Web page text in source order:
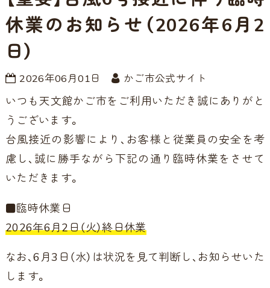
休業のお知らせ（2026年6月2
日）
2026年06月01日 かご市公式サイト
いつも天文館かご市をご利用いただき誠にありがと
うございます。
台風接近の影響により、お客様と従業員の安全を考
慮し、誠に勝手ながら下記の通り臨時休業をさせて
いただきます。
■臨時休業日
2026年6月2日（火）終日休業
なお、6月3日（水）は状況を見て判断し、お知らせいた
します。